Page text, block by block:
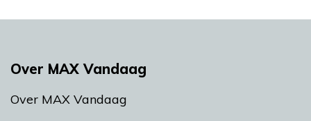
Over MAX Vandaag
Over MAX Vandaag